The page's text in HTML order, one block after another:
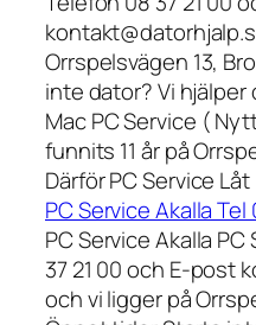
Orrspelsvägen 13,
inte dator? Vi hjälper
Mac PC Service (
funnits 11 år på
Därför PC Service
PC Service Akalla Tel
PC Service Akalla
37 21 00 och E-post
och vi ligger på